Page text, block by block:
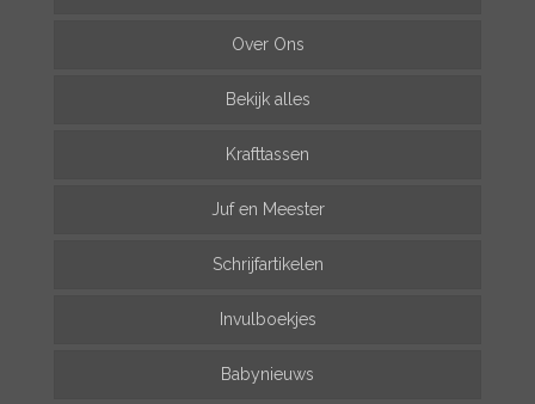
Over Ons
Bekijk alles
Krafttassen
Juf en Meester
Schrijfartikelen
Invulboekjes
Babynieuws